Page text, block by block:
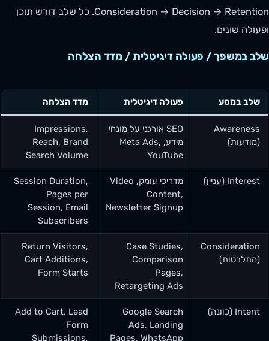
Consideration → Decision → Retention. כל שלב דורש תוכן
ופעולה שונים.
שלב במשפך / פעולה דיגיטלית / מדד הצלחה
שלב במסע פעולה דיגיטלית מדד הצלחה
Awareness
(מודעות)
SEO אורגני על מונחי
מידע, Meta Ads,
YouTube
Impressions,
Reach, Brand
Search Volume
Interest (עניין)
מדריכי עומק, Video
Content,
Newsletter Signup
Session Duration,
Pages per
Session, Email
Subscribers
Consideration
(התלבטות)
Case Studies,
Comparison
Pages,
Retargeting Ads
Return Visitors,
Cart Additions,
Form Starts
Intent (כוונה)
Google Search
Ads, Landing
Pages, WhatsApp
Add to Cart, Lead
Form
Submissions,